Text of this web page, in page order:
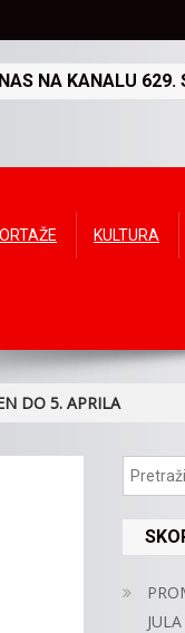
NA KANALU
KULTURA
DO 5. APRILA
JULA